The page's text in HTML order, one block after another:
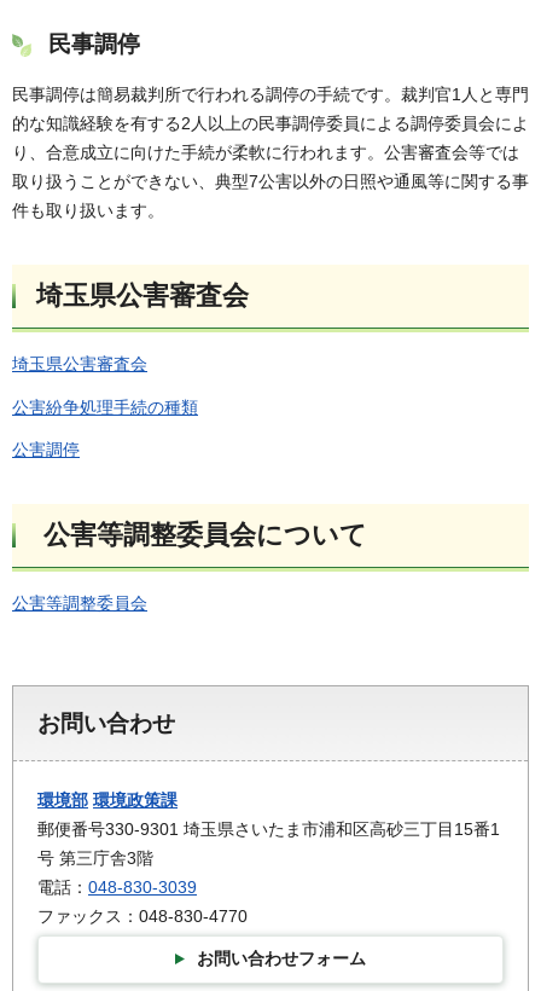
民事調停
民事調停は簡易裁判所で行われる調停の手続です。裁判官1人と専門
的な知識経験を有する2人以上の民事調停委員による調停委員会によ
り、合意成立に向けた手続が柔軟に行われます。公害審査会等では
取り扱うことができない、典型7公害以外の日照や通風等に関する事
件も取り扱います。
埼玉県公害審査会
埼玉県公害審査会
公害紛争処理手続の種類
公害調停
公害等調整委員会について
公害等調整委員会
お問い合わせ
環境部 環境政策課
郵便番号330-9301 埼玉県さいたま市浦和区高砂三丁目15番1
号 第三庁舎3階
電話： 048-830-3039
ファックス：048-830-4770
お問い合わせフォーム